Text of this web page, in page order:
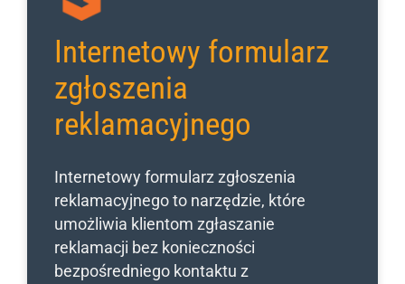
Internetowy formularz
zgłoszenia
reklamacyjnego
Internetowy formularz zgłoszenia
reklamacyjnego to narzędzie, które
umożliwia klientom zgłaszanie
reklamacji bez konieczności
bezpośredniego kontaktu z